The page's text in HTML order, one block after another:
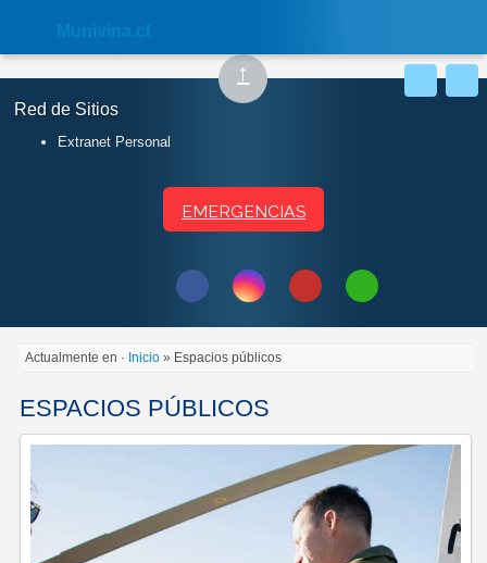
web
sistema
accesibilidad.
Munivina.cl
Actualmente en · Inicio» Espacios públicos
ESPACIOS PÚBLICOS
↑ Subir
al
Red de Sitios
Extranet Personal
EMERGENCIAS
Síguenos Síguenos
en
Síguenos
en
Síguenos
en
Contactar
por